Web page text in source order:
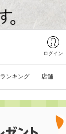
ログイン
ランキング 店舗